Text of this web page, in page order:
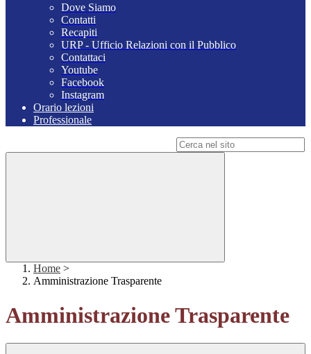
Dove Siamo
Contatti
Recapiti
URP - Ufficio Relazioni con il Pubblico
Contattaci
Youtube
Facebook
Instagram
Orario lezioni
Professionale
Home >
Amministrazione Trasparente
Amministrazione Trasparente